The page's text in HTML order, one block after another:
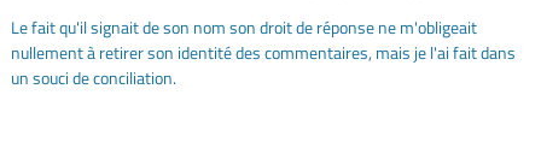
Le fait qu'il signait de son nom son droit de réponse ne m'obligeait
nullement à retirer son identité des commentaires, mais je l'ai fait dans
un souci de conciliation.